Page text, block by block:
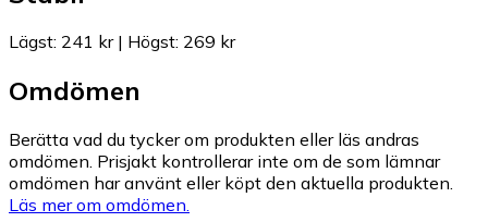
Lägst: 241 kr| Högst: 269 kr
Omdömen
Berätta vad du tycker om produkten eller läs andras
omdömen. Prisjakt kontrollerar inte om de som lämnar
omdömen har använt eller köpt den aktuella produkten.
Läs mer om omdömen.